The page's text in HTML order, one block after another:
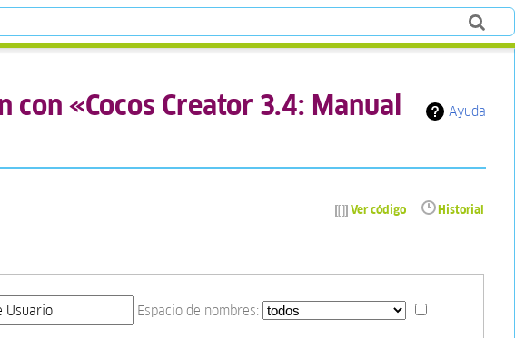
Ayuda
con «Cocos Creator 3.4: Manual
Ver código Historial
Espacio de nombres: